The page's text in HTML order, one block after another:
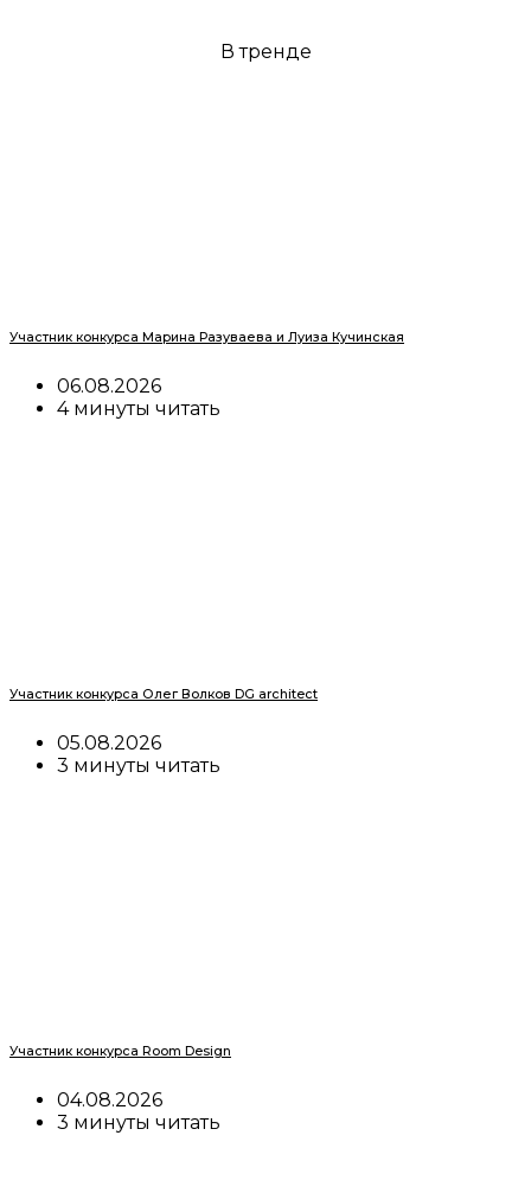
В тренде
Участник конкурса Марина Разуваева и Луиза Кучинская
06.08.2026
4 минуты читать
Участник конкурса Олег Волков DG architect
05.08.2026
3 минуты читать
Участник конкурса Room Design
04.08.2026
3 минуты читать